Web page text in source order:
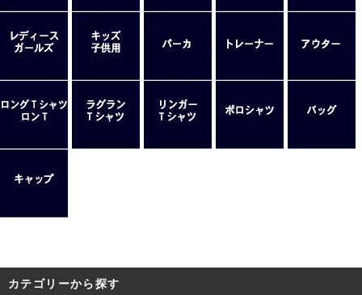
カテゴリーから探す